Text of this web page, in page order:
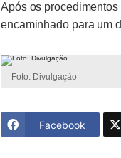
Após os
encaminhado para um
Foto: Divulgação
Facebook